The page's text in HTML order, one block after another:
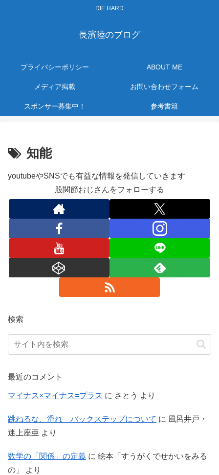
DIE HARD
長濱陸のブログ
プライバシーポリシー ABOUT ME
メディア掲載 お問い合わせフォーム
スポンサー募集中！ 参考書籍
知能
youtubeやSNSでも有益な情報を発信していきます
股関節おじさんをフォローする
検索
最近のコメント
マイナス×マイナス=プラス に さとう より
跳ねるな、滑れ バックステップについて に 風呂井戸・
迷上座亜 より
数学の「関係」の定義 に 絵本「すうがくでせかいをみる
の」
より